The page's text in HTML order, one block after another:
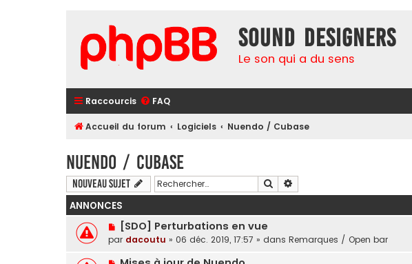
Sound Designers
Le son qui a du sens
Raccourcis FAQ
Accueil du forum Logiciels Nuendo / Cubase
Nuendo / Cubase
Nouveau sujet Rechercher
ANNONCES
[SDO] Perturbations en vue
par dacoutu » 06 déc. 2019, 17:57 » dans Remarques / Open bar